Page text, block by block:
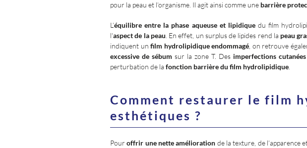
pour la peau et l’organisme. Il agit ainsi comme une barrière
L’équilibre entre la phase aqueuse et lipidiquedu film
l'aspect de la peau . En effet, un surplus de lipides rend la peau
indiquent unfilm hydrolipidique endommagé , on retrouve
excessive de sébum sur la zone T. Des imperfections cutanées
perturbation de la fonction barrière du film hydrolipidique
Comment restaurer le film
esthétiques ?
Pouroffrir une nette amélioration de la texture, de l’apparence